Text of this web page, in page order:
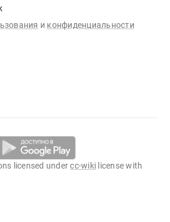
и конфиденциальности
licensed undercc-wiki license with